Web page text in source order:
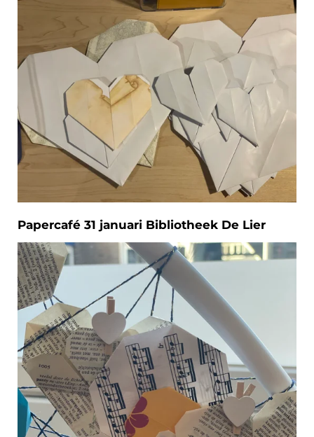
Papercafé 31 januari Bibliotheek De Lier